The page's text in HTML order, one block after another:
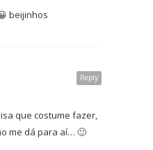
beijinhos
Reply
que costume fazer,
me dá para aí… 🙂